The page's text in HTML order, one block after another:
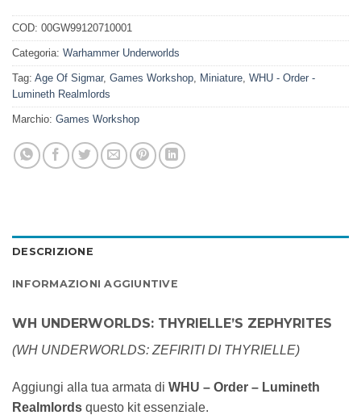
COD: 00GW99120710001
Categoria: Warhammer Underworlds
Tag: Age Of Sigmar, Games Workshop, Miniature, WHU - Order -
Lumineth Realmlords
Marchio: Games Workshop
DESCRIZIONE
INFORMAZIONI AGGIUNTIVE
WH UNDERWORLDS: THYRIELLE’S ZEPHYRITES
(WH UNDERWORLDS: ZEFIRITI DI THYRIELLE)
Aggiungi alla tua armata di WHU – Order – Lumineth
Realmlords questo kit essenziale.